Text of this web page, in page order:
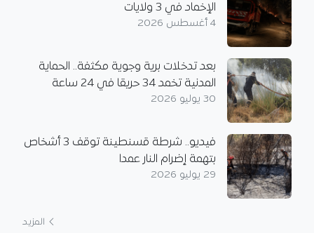
الإخماد في 3 ولايات
4 أغسطس 2026
بعد تدخلات برية وجوية مكثفة.. الحماية
المدنية تخمد 34 حريقا في 24 ساعة
30 يوليو 2026
فيديو.. شرطة قسنطينة توقف 3 أشخاص
بتهمة إضرام النار عمدا
29 يوليو 2026
المزيد